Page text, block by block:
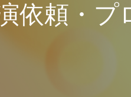
依頼・プ